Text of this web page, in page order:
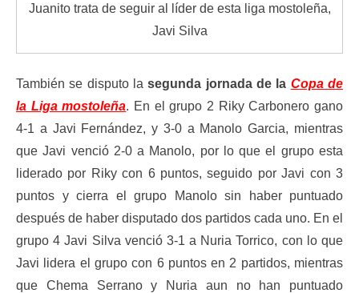
Juanito trata de seguir al líder de esta liga mostoleña,
Javi Silva
También se disputo lasegunda jornada de la Copa de
la Liga mostoleña. En el grupo 2 Riky Carbonero gano
4-1 a Javi Fernández, y 3-0 a Manolo Garcia, mientras
que Javi venció 2-0 a Manolo, por lo que el grupo esta
liderado por Riky con 6 puntos, seguido por Javi con 3
puntos y cierra el grupo Manolo sin haber puntuado
después de haber disputado dos partidos cada uno. En el
grupo 4 Javi Silva venció 3-1 a Nuria Torrico, con lo que
Javi lidera el grupo con 6 puntos en 2 partidos, mientras
que Chema Serrano y Nuria aun no han puntuado